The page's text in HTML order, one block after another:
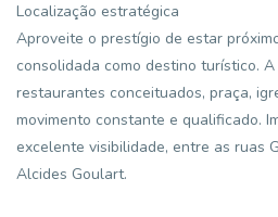
Localização estratégica
Aproveite o prestígio de estar
consolidada como destino turístico.
restaurantes conceituados, praça,
movimento constante e qualificado.
excelente visibilidade, entre as ruas
Alcides Goulart.